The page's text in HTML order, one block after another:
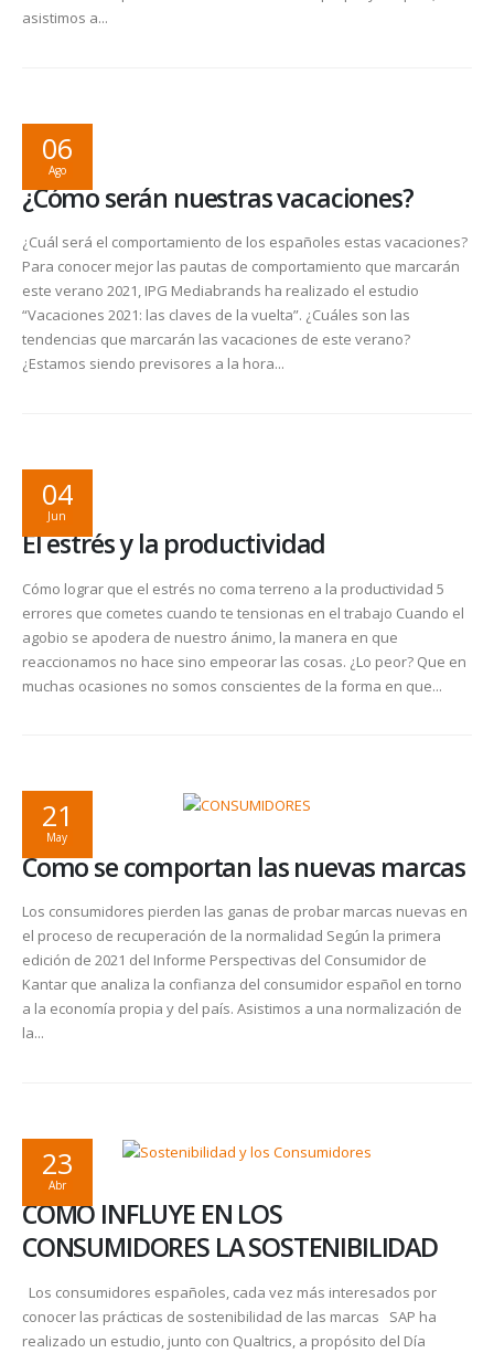
asistimos a...
06
Ago
¿Cómo serán nuestras vacaciones?
¿Cuál será el comportamiento de los españoles estas vacaciones?
Para conocer mejor las pautas de comportamiento que marcarán
este verano 2021, IPG Mediabrands ha realizado el estudio
“Vacaciones 2021: las claves de la vuelta”. ¿Cuáles son las
tendencias que marcarán las vacaciones de este verano?
¿Estamos siendo previsores a la hora...
04
Jun
El estrés y la productividad
Cómo lograr que el estrés no coma terreno a la productividad 5
errores que cometes cuando te tensionas en el trabajo Cuando el
agobio se apodera de nuestro ánimo, la manera en que
reaccionamos no hace sino empeorar las cosas. ¿Lo peor? Que en
muchas ocasiones no somos conscientes de la forma en que...
21
May
Como se comportan las nuevas marcas
Los consumidores pierden las ganas de probar marcas nuevas en
el proceso de recuperación de la normalidad Según la primera
edición de 2021 del Informe Perspectivas del Consumidor de
Kantar que analiza la confianza del consumidor español en torno
a la economía propia y del país. Asistimos a una normalización de
la...
23
Abr
COMO INFLUYE EN LOS
CONSUMIDORES LA SOSTENIBILIDAD
Los consumidores españoles, cada vez más interesados por
conocer las prácticas de sostenibilidad de las marcas SAP ha
realizado un estudio, junto con Qualtrics, a propósito del Día